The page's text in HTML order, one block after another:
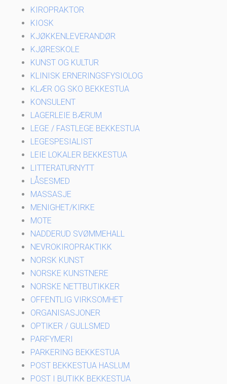
KIROPRAKTOR
KIOSK
KJØKKENLEVERANDØR
KJØRESKOLE
KUNST OG KULTUR
KLINISK ERNERINGSFYSIOLOG
KLÆR OG SKO BEKKESTUA
KONSULENT
LAGERLEIE BÆRUM
LEGE / FASTLEGE BEKKESTUA
LEGESPESIALIST
LEIE LOKALER BEKKESTUA
LITTERATURNYTT
LÅSESMED
MASSASJE
MENIGHET/KIRKE
MOTE
NADDERUD SVØMMEHALL
NEVROKIROPRAKTIKK
NORSK KUNST
NORSKE KUNSTNERE
NORSKE NETTBUTIKKER
OFFENTLIG VIRKSOMHET
ORGANISASJONER
OPTIKER / GULLSMED
PARFYMERI
PARKERING BEKKESTUA
POST BEKKESTUA HASLUM
POST I BUTIKK BEKKESTUA